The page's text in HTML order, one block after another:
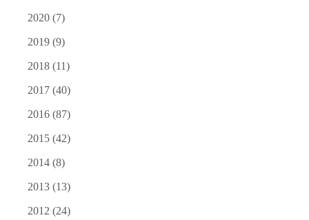
2020 (7)
2019 (9)
2018 (11)
2017 (40)
2016 (87)
2015 (42)
2014 (8)
2013 (13)
2012 (24)